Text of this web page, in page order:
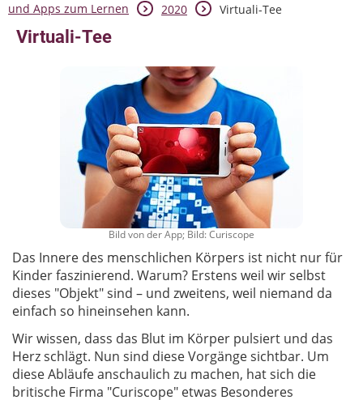
und Apps zum Lernen
2020 Virtuali-Tee
Virtuali-Tee
Bild von der App; Bild: Curiscope
Das Innere des menschlichen Körpers ist nicht nur für
Kinder faszinierend. Warum? Erstens weil wir selbst
dieses "Objekt" sind – und zweitens, weil niemand da
einfach so hineinsehen kann.
Wir wissen, dass das Blut im Körper pulsiert und das
Herz schlägt. Nun sind diese Vorgänge sichtbar. Um
diese Abläufe anschaulich zu machen, hat sich die
britische Firma "Curiscope" etwas Besonderes